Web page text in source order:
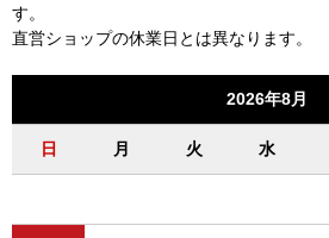
す。
直営ショップの休業日とは異なります。
2026年8月
日 月 火 水